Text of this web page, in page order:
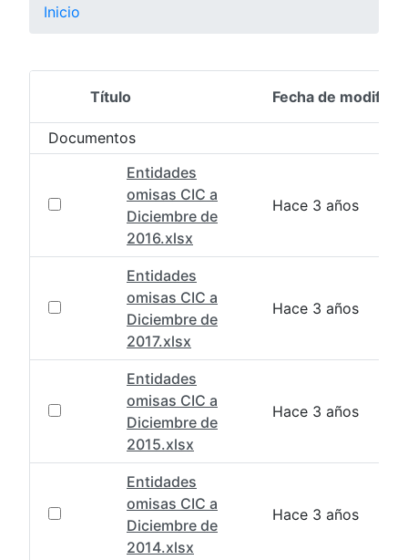
Inicio
Selección del elemento
Título Fecha de
Documentos
Entidades
omisas CIC a
Diciembre de
2016.xlsx
Hace 3 años
Entidades
omisas CIC a
Diciembre de
2017.xlsx
Hace 3 años
Entidades
omisas CIC a
Diciembre de
2015.xlsx
Hace 3 años
Entidades
omisas CIC a
Diciembre de
2014.xlsx
Hace 3 años